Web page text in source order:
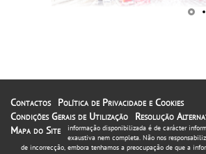
Contactos
Política de Privacidade e Cookies
Condições Gerais de Utilização
Resolução
Mapa do Site
informação disponibilizada é de carácter
exaustiva nem completa. Não nos
de incorrecção, embora tenhamos a preocupação de que a